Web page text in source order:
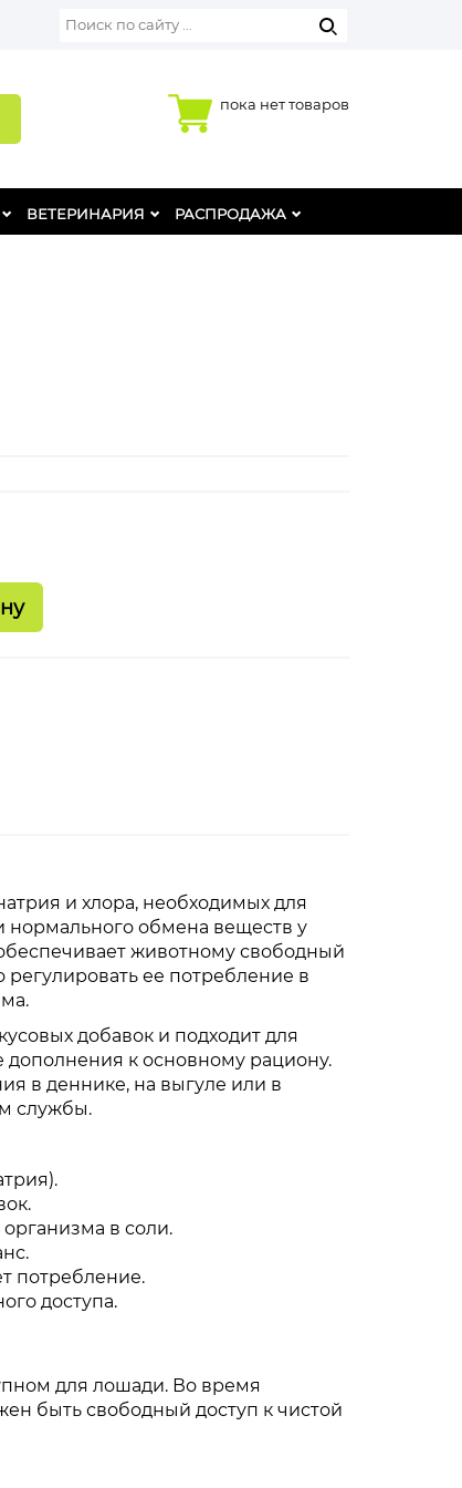
пока нет товаров
ВЕТЕРИНАРИЯ РАСПРОДАЖА
и хлора, необходимых для
нормального обмена веществ у
животному свободный
регулировать ее потребление в
добавок и подходит для
дополнения к основному рациону.
в деннике, на выгуле или в
службы.
в соли.
потребление.
доступа.
для лошади. Во время
быть свободный доступ к чистой